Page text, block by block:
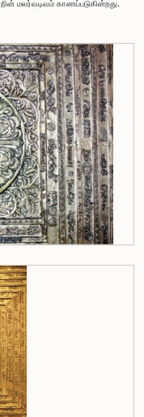
மலர்வடிவம் காணப்படுகின்றது.